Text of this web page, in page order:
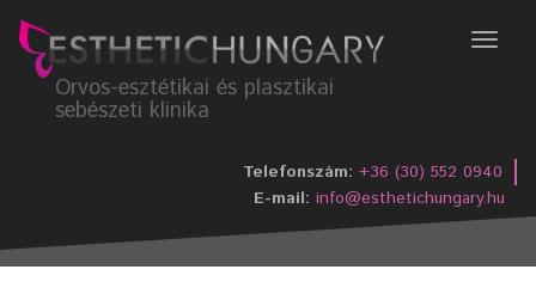
Menü
Orvos-esztétikai és plasztikai
sebészeti klinika
Telefonszám: +36 (30) 552 0940
E-mail: info@esthetichungary.hu